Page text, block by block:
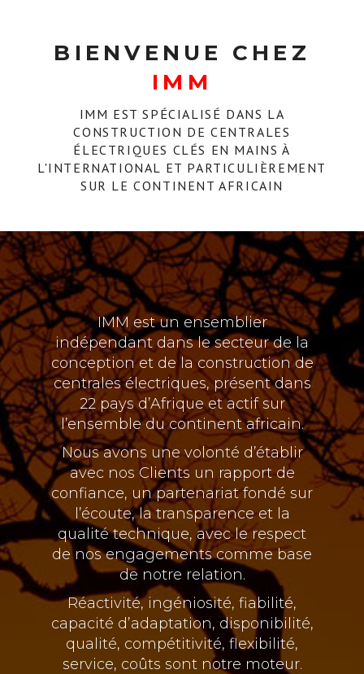
BIENVENUE CHEZ
IMM
IMM EST SPÉCIALISÉ DANS LA
CONSTRUCTION DE CENTRALES
ÉLECTRIQUES CLÉS EN MAINS À
L'INTERNATIONAL ET PARTICULIÈREMENT
SUR LE CONTINENT AFRICAIN
IMM est un ensemblier
indépendant dans le secteur de la
conception et de la construction de
centrales électriques, présent dans
22 pays d’Afrique et actif sur
l’ensemble du continent africain.
Nous avons une volonté d’établir
avec nos Clients un rapport de
confiance, un partenariat fondé sur
l’écoute, la transparence et la
qualité technique, avec le respect
de nos engagements comme base
de notre relation.
Réactivité, ingéniosité, fiabilité,
capacité d’adaptation, disponibilité,
qualité, compétitivité, flexibilité,
service, coûts sont notre moteur.